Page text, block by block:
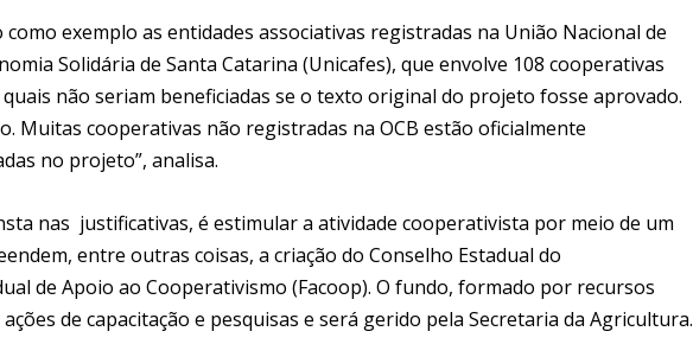
exemplo as entidades associativas registradas na União Nacional de
Solidária de Santa Catarina (Unicafes), que envolve 108 cooperativas
não seriam beneficiadas se o texto original do projeto fosse aprovado.
Muitas cooperativas não registradas na OCB estão oficialmente
no projeto”, analisa.
nas justificativas, é estimular a atividade cooperativista por meio de um
entre outras coisas, a criação do Conselho Estadual do
de Apoio ao Cooperativismo (Facoop). O fundo, formado por recursos
de capacitação e pesquisas e será gerido pela Secretaria da Agricultura.